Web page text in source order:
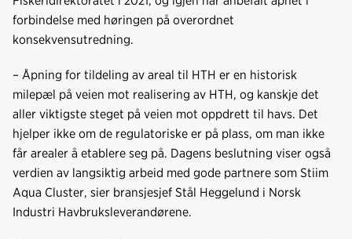
forbindelse med høringen på overordnet
konsekvensutredning.
– Åpning for tildeling av areal til HTH er en historisk
milepæl på veien mot realisering av HTH, og kanskje det
aller viktigste steget på veien mot oppdrett til havs. Det
hjelper ikke om de regulatoriske er på plass, om man ikke
får arealer å etablere seg på. Dagens beslutning viser også
verdien av langsiktig arbeid med gode partnere som Stiim
Aqua Cluster, sier bransjesjef Stål Heggelund i Norsk
Industri Havbruksleverandørene.